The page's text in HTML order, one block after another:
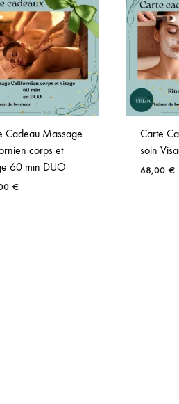
Cadeau Massage
corps et
60 min DUO
€
Carte
soin
68,00 €